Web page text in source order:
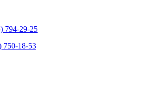
794-29-25
750-18-53